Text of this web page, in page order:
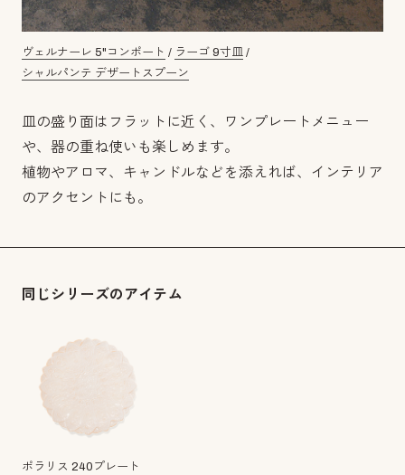
ヴェルナーレ 5"コンポート / ラーゴ 9寸皿 /
シャルパンテ デザートスプーン
皿の盛り面はフラットに近く、ワンプレートメニュー
や、器の重ね使いも楽しめます。
植物やアロマ、キャンドルなどを添えれば、インテリア
のアクセントにも。
同じシリーズのアイテム
ポラリス 240プレート